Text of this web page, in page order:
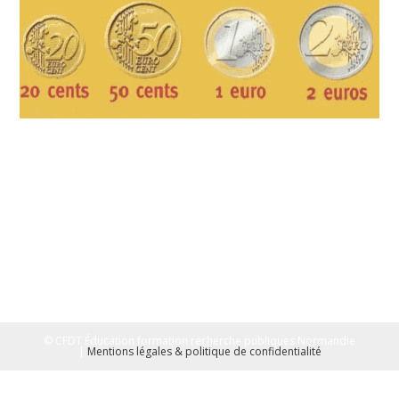
Mentions légales & politique de confidentialité